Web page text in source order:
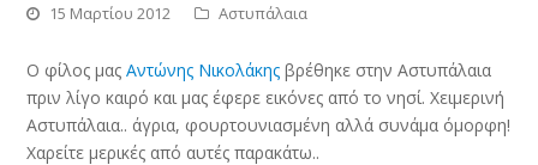
15 Μαρτίου 2012 Αστυπάλαια
Ο φίλος μαςΑντώνης Νικολάκης βρέθηκε στην Αστυπάλαια
πριν λίγο καιρό και μας έφερε εικόνες από το νησί. Χειμερινή
Αστυπάλαια.. άγρια, φουρτουνιασμένη αλλά συνάμα όμορφη!
Χαρείτε μερικές από αυτές παρακάτω..